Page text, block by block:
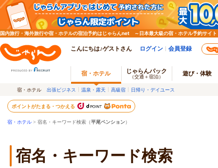
国内旅行・海外旅行や宿・ホテルの宿泊予約はじゃらんnet ～日本最大級の宿・ホテル予約サイト
こんにちは♪ゲストさん ログイン 会員登録
宿・ホテル じゃらんパック
（交通＋宿泊） 遊び・体験
宿・ホテル 出張ビジネス 温泉・露天 高級宿 日帰り・デイユース
ポイントがたまる・つかえる
宿・ホテル > 宿名・キーワード検索（平尾ペンション）
宿名・キーワード検索